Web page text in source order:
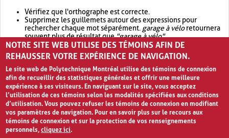
Vérifiez que l'orthographe est correcte.
Supprimez les guillemets autour des expressions pour
rechercher chaque mot séparément. garage à véloretournera
souvent plus de résultat que"garage à vélo".
Envisagez d'élargir votre recherche avec OR.garage OR vélo
retournera souvent plus de résultat quegarage à vélo
NOTRE SITE WEB UTILISE DES TÉMOINS AFIN DE
REHAUSSER VOTRE EXPÉRIENCE DE NAVIGATION.
Le site web de Polytechnique Montréal utilise des témoins de connexion
afin de recueillir des statistiques générales et offrir une meilleure
expérience à ses visiteurs. En naviguant sur le site, vous acceptez
l’utilisation de ces témoins selon les modalités spécifiées aux conditions
d’utilisation. Vous pouvez refuser les témoins de connexion en modifiant
vos paramètres de navigation. Pour en savoir plus sur le recours aux
témoins de connexion et sur la protection de vos renseignements
personnels,cliquez ici.